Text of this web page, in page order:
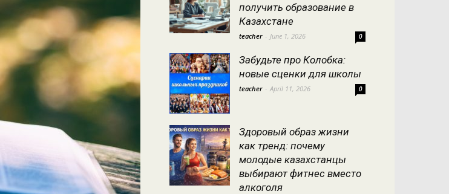
получить образование в
Казахстане
teacher - June 1, 2026 0
Забудьте про Колобка:
новые сценки для школы
teacher - April 11, 2026 0
Здоровый образ жизни
как тренд: почему
молодые казахстанцы
выбирают фитнес вместо
алкоголя